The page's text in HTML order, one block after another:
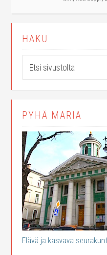
HAKU
PYHÄ MARIA
Elävä ja kasvava